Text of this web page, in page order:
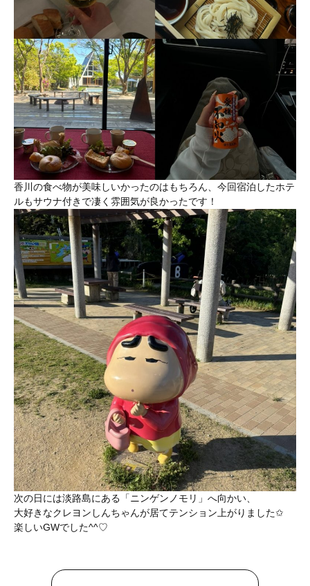
香川の食べ物が美味しいかったのはもちろん、今回宿泊したホテ
ルもサウナ付きで凄く雰囲気が良かったです！
次の日には淡路島にある「ニンゲンノモリ」へ向かい、
大好きなクレヨンしんちゃんが居てテンション上がりました✩
楽しいGWでした^^♡